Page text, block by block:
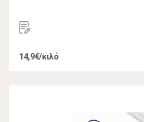
14,9€/κιλό